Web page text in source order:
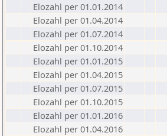
Elozahl per 01.01.2014
Elozahl per 01.04.2014
Elozahl per 01.07.2014
Elozahl per 01.10.2014
Elozahl per 01.01.2015
Elozahl per 01.04.2015
Elozahl per 01.07.2015
Elozahl per 01.10.2015
Elozahl per 01.01.2016
Elozahl per 01.04.2016